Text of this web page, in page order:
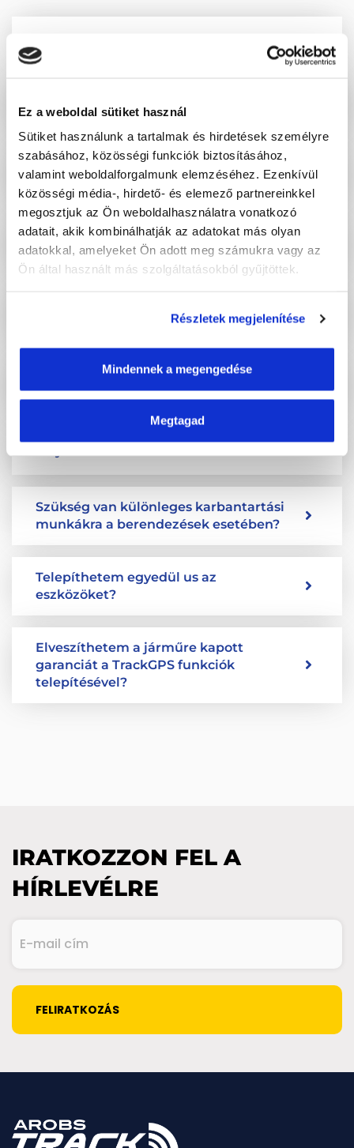
Ez a weboldal sütiket használ
Sütiket használunk a tartalmak és hirdetések személyre
szabásához, közösségi funkciók biztosításához,
valamint weboldalforgalmunk elemzéséhez. Ezenkívül
közösségi média-, hirdető- és elemező partnereinkkel
megosztjuk az Ön weboldalhasználatra vonatkozó
adatait, akik kombinálhatják az adatokat más olyan
adatokkal, amelyeket Ön adott meg számukra vagy az
Ön által használt más szolgáltatásokból gyűjtöttek.
Részletek megjelenítése
Mindennek a megengedése
Megtagad
felszerelés telepítése?
Honnan tudjam, hogy melyik termék
kell nekem?
Milyen jelentéseket hoz létre a
TrackGPS?
Mennyi időt vesz igénybe a berendezés
telepítése?
Szükség van különleges karbantartási
munkákra a berendezések esetében?
Telepíthetem egyedül us az
eszközöket?
Elveszíthetem a járműre kapott
garanciát a TrackGPS funkciók
telepítésével?
IRATKOZZON FEL A
HÍRLEVÉLRE
mail
CAPTCHA